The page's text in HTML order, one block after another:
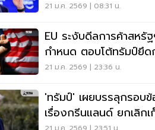
21 ม.ค. 2569 | 08:31 น.
EU ระงับดีลการค้าสหรั
กำหนด ตอบโต้ทรัมป์ยึ
ขู่ขึ้นภาษียุโรป
21 ม.ค. 2569 | 23:36 น.
'ทรัมป์' เผยบรรลุกรอบ
เรื่องกรีนแลนด์ ยกเลิกเ